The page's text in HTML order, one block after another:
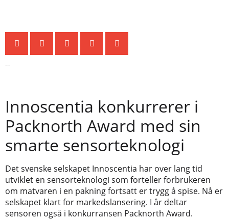
Innoscentia konkurrerer i
Packnorth Award med sin
smarte sensorteknologi
Det svenske selskapet Innoscentia har over lang tid
utviklet en sensorteknologi som forteller forbrukeren
om matvaren i en pakning fortsatt er trygg å spise. Nå er
selskapet klart for markedslansering. I år deltar
sensoren også i konkurransen Packnorth Award.